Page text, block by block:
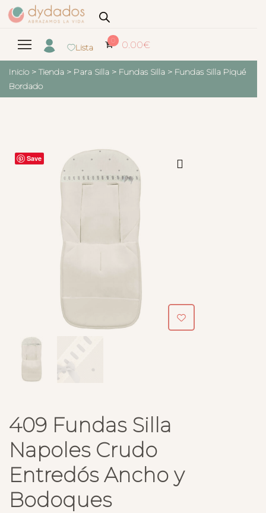
Lista
0 0.00€
Inicio > Tienda > Para Silla > Fundas Silla > Fundas Silla Piqué
Bordado
Save
409 Fundas Silla
Napoles Crudo
Entredós Ancho y
Bodoques